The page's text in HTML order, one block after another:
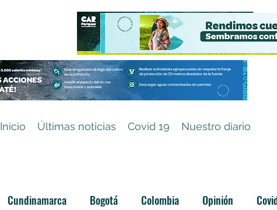
Inicio Últimas noticias Covid 19 Nuestro diario
Cundinamarca Bogotá Colombia Opinión